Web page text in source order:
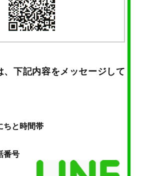
、下記内容をメッセージして
ちと時間帯
番号